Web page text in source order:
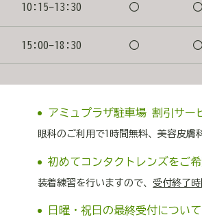
10:15-13:30 〇 〇
15:00-18:30 〇 〇
アミュプラザ駐車場 割引サー
眼科のご利用で1時間無料、美容皮膚
初めてコンタクトレンズをご
装着練習を行いますので、受付終了
日曜・祝日の最終受付について